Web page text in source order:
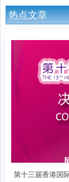
热点文章
第十三届香港国